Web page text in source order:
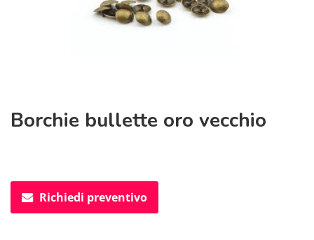
Borchie bullette oro vecchio
Richiedi preventivo